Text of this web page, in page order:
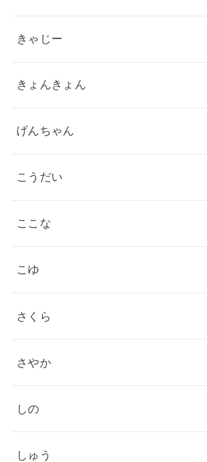
きゃじー
きょんきょん
げんちゃん
こうだい
ここな
こゆ
さくら
さやか
しの
しゅう